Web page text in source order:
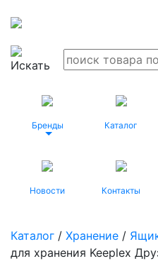
Бренды Каталог
Новости Контакты
Каталог / Хранение /
для хранения Keeplex